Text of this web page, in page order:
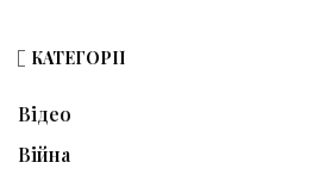
КАТЕГОРІЇ
Відео
Війна